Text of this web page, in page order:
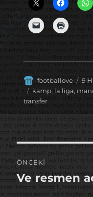
Yazar
footballove 9
Etiketler
kamp, la liga,
transfer
Yazı
gezinmesi
ÖNCEKI
Önceki
yazı:
Ve resmen